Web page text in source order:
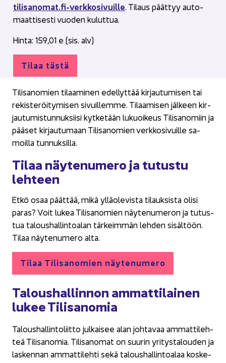
ti­li­sa­no­mat.fi-​verkkosivuille. Ti­laus päät­tyy au­to­
maat­ti­ses­ti vuo­den ku­lut­tua.
Hinta: 159,01 e (sis. alv)
Tilaa tästä
Ti­li­sa­no­mien ti­laa­mi­nen edel­lyt­tää kir­jau­tu­mi­sen tai
re­kis­te­röi­ty­mi­sen si­vuil­lem­me. Ti­laa­mi­sen jäl­keen kir­
jau­tu­mis­tun­nuk­sii­si kyt­ke­tään lu­kuoi­keus Ti­li­sa­no­miin ja
pää­set kir­jau­tu­maan Ti­li­sa­no­mien verk­ko­si­vuil­le sa­
moil­la tun­nuk­sil­la.
Tilaa näy­te­nu­me­ro ja tu­tus­tu
leh­teen
Etkö osaa päät­tää, mikä yl­lä­ole­vis­ta ti­lauk­sis­ta olisi
paras? Voit lukea Ti­li­sa­no­mien näy­te­nu­me­ron ja tu­tus­
tua ta­lous­hal­lin­toa­lan tär­keim­män leh­den si­säl­töön.
Tilaa näy­te­nu­me­ro alta.
Tilaa Ti­li­sa­no­mien näy­te­nu­me­ro
Ta­lous­hal­lin­non am­mat­ti­lai­nen
lukee Ti­li­sa­no­mia
Ta­lous­hal­lin­to­liit­to jul­kai­see alan joh­ta­vaa am­mat­ti­leh­
teä Ti­li­sa­no­mia. Ti­li­sa­no­mat on suu­rin yri­tys­ta­lou­den ja
las­ken­nan am­mat­ti­leh­ti sekä ta­lous­hal­lin­toa­laa kos­ke­